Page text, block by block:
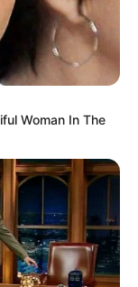
Woman In The